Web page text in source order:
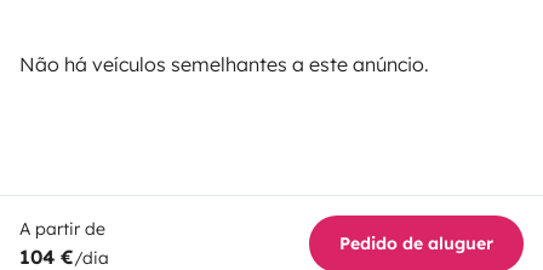
Não há veículos semelhantes a este anúncio.
A partir de
104 €/dia
Pedido de aluguer